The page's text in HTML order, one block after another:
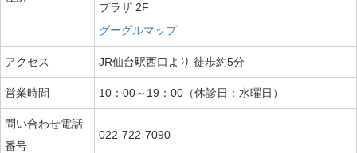
プラザ 2F
グーグルマップ
アクセス JR仙台駅西口より 徒歩約5分
営業時間 10：00～19：00（休診日：水曜日）
問い合わせ電話
番号
022-722-7090